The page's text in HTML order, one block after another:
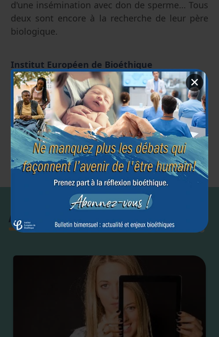
d'une insémination avec don de sperme… Tous
deux sont encore à la recherche de leur père
biologique.
Institut Européen de Bioéthique
3 juillet 2019
Article précédent
←
Article suivant
→
✕
Accès aux origines
libertés